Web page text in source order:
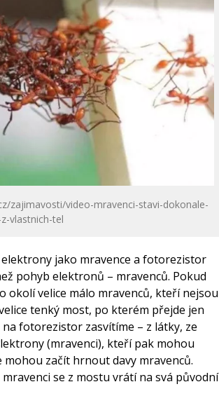
zajimavosti/video-mravenci-stavi-dokonale-
vlastnich-tel
jako mravence a fotorezistor
pohyb elektronů – mravenců. Pokud
velice málo mravenců, kteří nejsou
tenký most, po kterém přejde jen
fotorezistor zasvítíme – z látky, ze
(mravenci), kteří pak mohou
začít hrnout davy mravenců.
se z mostu vrátí na svá původní